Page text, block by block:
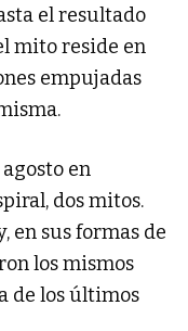
el resultado
mito reside en
empujadas
en
dos mitos.
en sus formas de
los mismos
de los últimos